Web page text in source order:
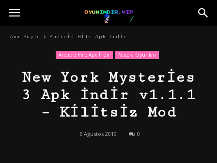
Ana Sayfa Android Hile Apk İndir
Android Hile Apk İndir Macera Oyunları
New York Mysteries
3 Apk İndir v1.1.1
– Kilitsiz Mod
6 Ağustos 2019 0